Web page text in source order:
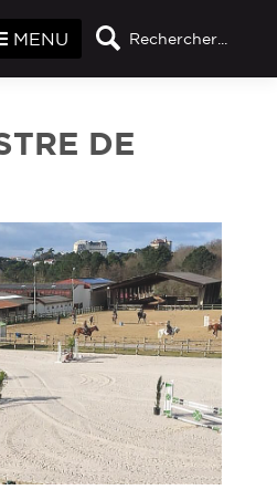
Rechercher...
MENU
DE
cookies